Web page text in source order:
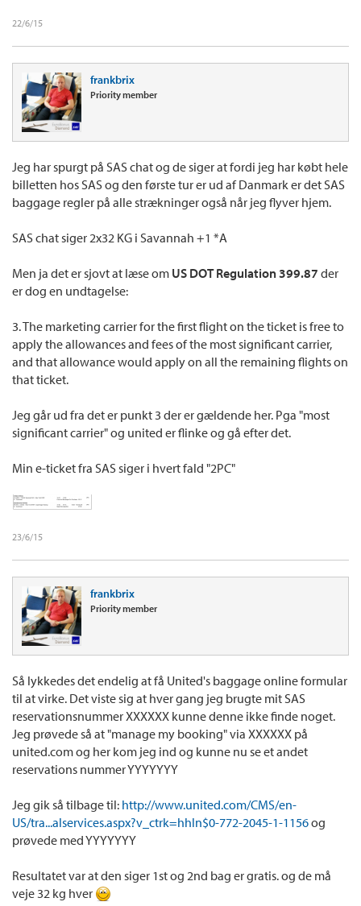
22/6/15
frankbrix
Priority member
Jeg har spurgt på SAS chat og de siger at fordi jeg har købt hele
billetten hos SAS og den første tur er ud af Danmark er det SAS
baggage regler på alle strækninger også når jeg flyver hjem.
SAS chat siger 2x32 KG i Savannah +1 *A
Men ja det er sjovt at læse om US DOT Regulation 399.87 der
er dog en undtagelse:
3. The marketing carrier for the first flight on the ticket is free to
apply the allowances and fees of the most significant carrier,
and that allowance would apply on all the remaining flights on
that ticket.
Jeg går ud fra det er punkt 3 der er gældende her. Pga "most
significant carrier" og united er flinke og gå efter det.
Min e-ticket fra SAS siger i hvert fald "2PC"
23/6/15
frankbrix
Priority member
Så lykkedes det endelig at få United's baggage online formular
til at virke. Det viste sig at hver gang jeg brugte mit SAS
reservationsnummer XXXXXX kunne denne ikke finde noget.
Jeg prøvede så at "manage my booking" via XXXXXX på
united.com og her kom jeg ind og kunne nu se et andet
reservations nummer YYYYYYY
Jeg gik så tilbage til: http://www.united.com/CMS/en-
US/tra...alservices.aspx?v_ctrk=hhln$0-772-2045-1-1156og
prøvede med YYYYYYY
Resultatet var at den siger 1st og 2nd bag er gratis. og de må
veje 32 kg hver